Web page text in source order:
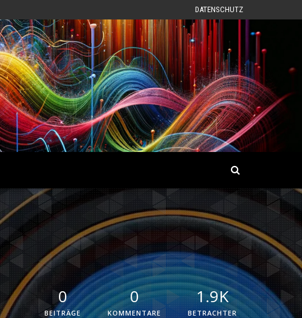
DATENSCHUTZ
0
BEITRÄGE
0
KOMMENTARE
1.9K
BETRACHTER